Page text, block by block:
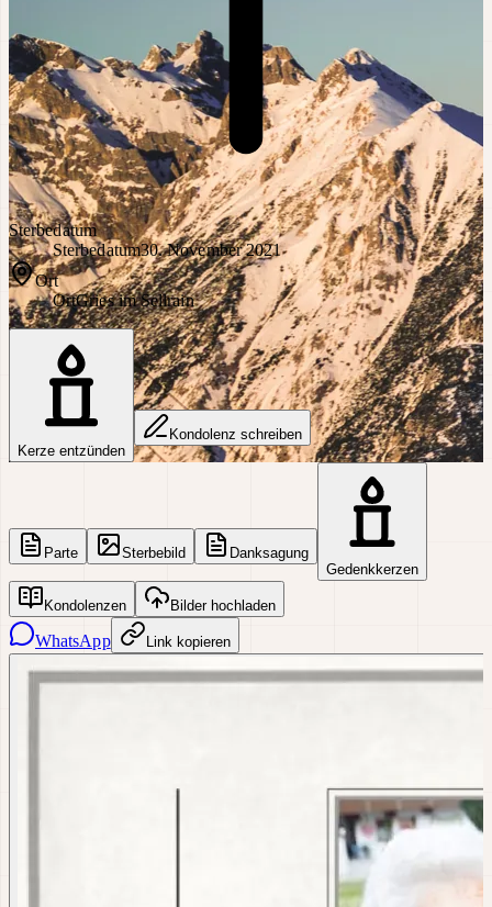
Sterbedatum
Sterbedatum30. November 2021
Ort
OrtGries im Sellrain
Kerze entzünden
Kondolenz schreiben
Parte Sterbebild
Danksagung
Gedenkkerzen
Kondolenzen Bilder hochladen
WhatsApp Link kopieren